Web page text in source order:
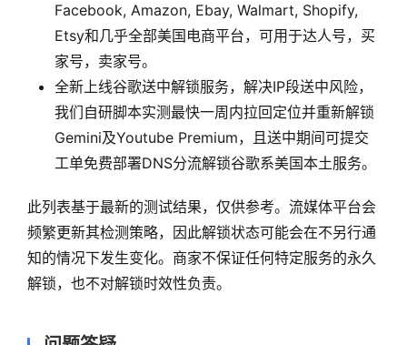
Facebook, Amazon, Ebay, Walmart, Shopify,
Etsy和几乎全部美国电商平台，可用于达人号，买
家号，卖家号。
全新上线谷歌送中解锁服务，解决IP段送中风险，
我们自研脚本实测最快一周内拉回定位并重新解锁
Gemini及Youtube Premium，且送中期间可提交
工单免费部署DNS分流解锁谷歌系美国本土服务。
此列表基于最新的测试结果，仅供参考。流媒体平台会
频繁更新其检测策略，因此解锁状态可能会在不另行通
知的情况下发生变化。商家不保证任何特定服务的永久
解锁，也不对解锁时效性负责。